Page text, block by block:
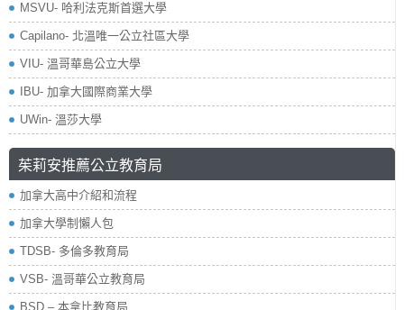
MSVU- 哈利法克斯首選大學
Capilano- 北溫唯一公立社區大學
VIU- 溫哥華島公立大學
IBU- 加拿大國際商業大學
UWin- 溫莎大學
茱莉安推薦公立教育局
加拿大高中介紹和流程
加拿大學制懶人包
TDSB- 多倫多教育局
VSB- 溫哥華公立教育局
BSD – 本拿比教育局